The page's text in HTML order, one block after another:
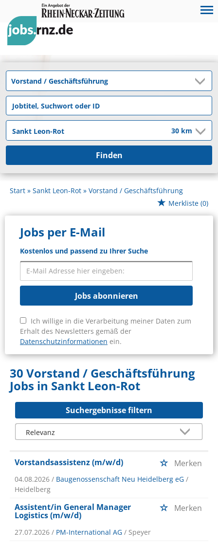
Finden
Start Sankt Leon-Rot
Vorstand / Geschäftsführung
Merkliste (0)
Jobs per E-Mail
Kostenlos und passend zu Ihrer Suche
Jobs abonnieren
Ich willige in die Verarbeitung meiner Daten zum
Erhalt des Newsletters gemäß der
Datenschutzinformationen ein.
30 Vorstand / Geschäftsführung
Jobs in Sankt Leon-Rot
Suchergebnisse filtern
Vorstandsassistenz (m/w/d) Merken
04.08.2026 / Baugenossenschaft Neu Heidelberg eG /
Heidelberg
Assistent/in General Manager
Logistics (m/w/d)
Merken
27.07.2026 / PM-International AG / Speyer